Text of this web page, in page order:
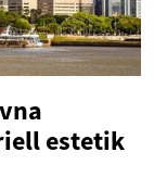
estetik